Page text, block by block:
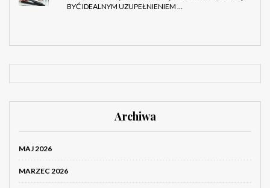
BYĆ IDEALNYM UZUPEŁNIENIEM …
Archiwa
MAJ 2026
MARZEC 2026